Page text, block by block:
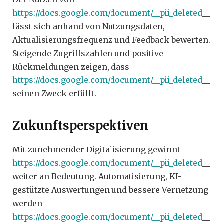
https://docs.google.com/document/__pii_deleted__
lässt sich anhand von Nutzungsdaten,
Aktualisierungsfrequenz und Feedback bewerten.
Steigende Zugriffszahlen und positive
Rückmeldungen zeigen, dass
https://docs.google.com/document/__pii_deleted__
seinen Zweck erfüllt.
Zukunftsperspektiven
Mit zunehmender Digitalisierung gewinnt
https://docs.google.com/document/__pii_deleted
weiter an Bedeutung. Automatisierung, KI-
gestützte Auswertungen und bessere Vernetzung
werden
https://docs.google.com/document/__pii_deleted